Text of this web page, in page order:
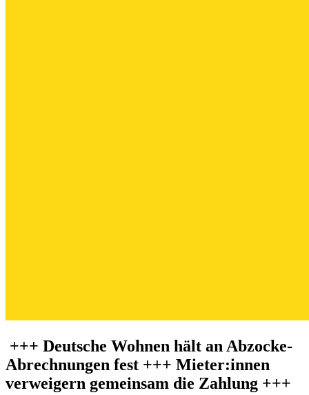
+++ Deutsche Wohnen hält an Abzocke-
Abrechnungen fest +++ Mieter:innen
verweigern gemeinsam die Zahlung +++